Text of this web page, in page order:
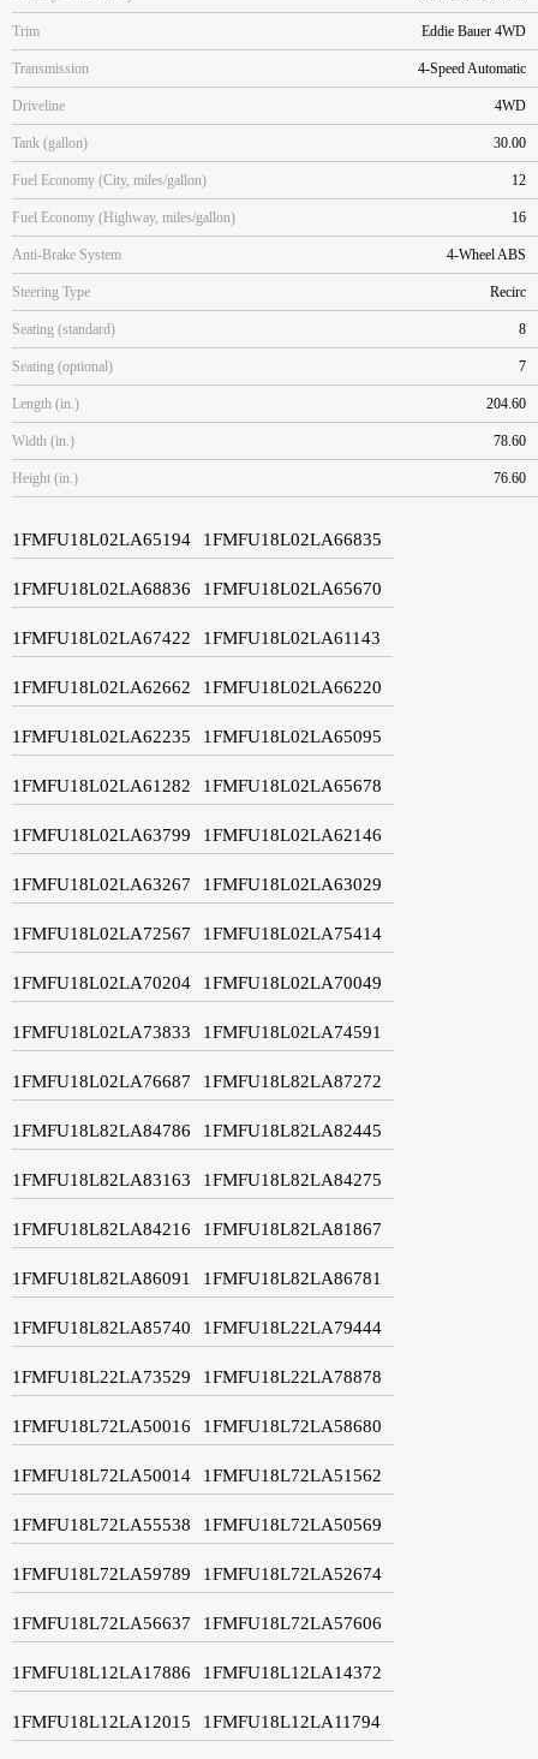
Trim Eddie Bauer 4WD
Transmission 4-Speed Automatic
Driveline 4WD
Tank (gallon) 30.00
Fuel Economy (City, miles/gallon) 12
Fuel Economy (Highway, miles/gallon) 16
Anti-Brake System 4-Wheel ABS
Steering Type Recirc
Seating (standard) 8
Seating (optional) 7
Length (in.) 204.60
Width (in.) 78.60
Height (in.) 76.60
1FMFU18L02LA65194 1FMFU18L02LA66835
1FMFU18L02LA68836 1FMFU18L02LA65670
1FMFU18L02LA67422 1FMFU18L02LA61143
1FMFU18L02LA62662 1FMFU18L02LA66220
1FMFU18L02LA62235 1FMFU18L02LA65095
1FMFU18L02LA61282 1FMFU18L02LA65678
1FMFU18L02LA63799 1FMFU18L02LA62146
1FMFU18L02LA63267 1FMFU18L02LA63029
1FMFU18L02LA72567 1FMFU18L02LA75414
1FMFU18L02LA70204 1FMFU18L02LA70049
1FMFU18L02LA73833 1FMFU18L02LA74591
1FMFU18L02LA76687 1FMFU18L82LA87272
1FMFU18L82LA84786 1FMFU18L82LA82445
1FMFU18L82LA83163 1FMFU18L82LA84275
1FMFU18L82LA84216 1FMFU18L82LA81867
1FMFU18L82LA86091 1FMFU18L82LA86781
1FMFU18L82LA85740 1FMFU18L22LA79444
1FMFU18L22LA73529 1FMFU18L22LA78878
1FMFU18L72LA50016 1FMFU18L72LA58680
1FMFU18L72LA50014 1FMFU18L72LA51562
1FMFU18L72LA55538 1FMFU18L72LA50569
1FMFU18L72LA59789 1FMFU18L72LA52674
1FMFU18L72LA56637 1FMFU18L72LA57606
1FMFU18L12LA17886 1FMFU18L12LA14372
1FMFU18L12LA12015 1FMFU18L12LA11794